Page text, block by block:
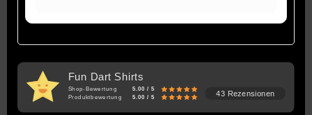
Fun Dart Shirts
Shop-Bewertung 5.00 / 5
Produktbewertung 5.00 / 5 43 Rezensionen